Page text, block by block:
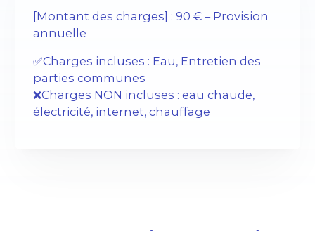
[Montant des charges] : 90 € – Provision
annuelle
✅Charges incluses : Eau, Entretien des
parties communes
❌Charges NON incluses : eau chaude,
électricité, internet, chauffage